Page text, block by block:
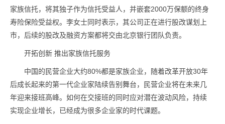
家族信托，将其独子作为信托受益人，并嵌套2000万保额的终身
寿险保险受益权。李女士同时表示，其公司正在进行股改谋划上
市，后续的股改及融资方案都将交由北京银行团队负责。
开拓创新 推出家族信托服务
中国的民营企业大约80%都是家族企业，随着改革开放30年
后成长起来的第一代企业家陆续告别舞台，民营企业将在未来几
年迎来接班高峰。如何在交接班的同时应对潜在波动风险，持续
实现企业增长，已经成为很多企业家的时代课题。